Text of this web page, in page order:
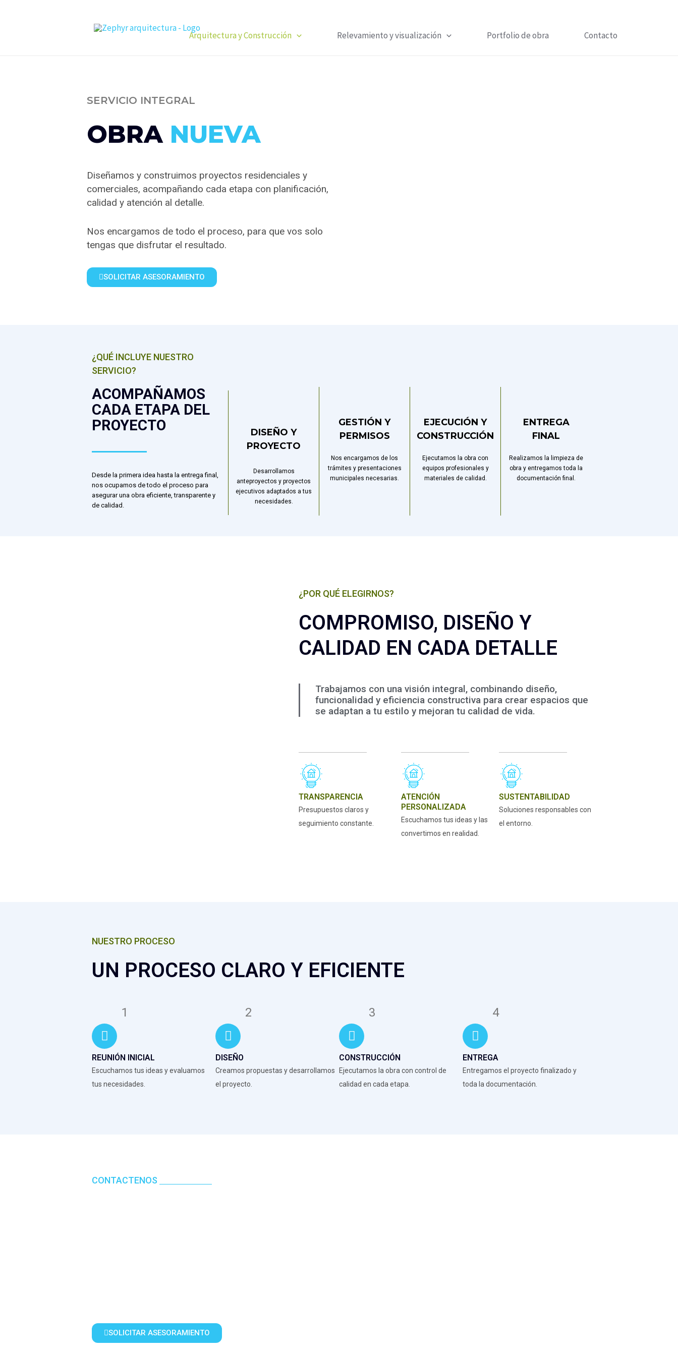
Arquitectura y Construcción Relevamiento y visualización Portfolio de obra Contacto
SERVICIO INTEGRAL
OBRA NUEVA
Diseñamos y construimos proyectos residenciales y
comerciales, acompañando cada etapa con planificación,
calidad y atención al detalle.
Nos encargamos de todo el proceso, para que vos solo
tengas que disfrutar el resultado.
SOLICITAR ASESORAMIENTO
¿QUÉ INCLUYE NUESTRO
SERVICIO?
ACOMPAÑAMOS
CADA ETAPA DEL
PROYECTO
Desde la primera idea hasta la entrega final,
nos ocupamos de todo el proceso para
asegurar una obra eficiente, transparente y
de calidad.
DISEÑO Y
PROYECTO
Desarrollamos
anteproyectos y proyectos
ejecutivos adaptados a tus
necesidades.
GESTIÓN Y
PERMISOS
Nos encargamos de los
trámites y presentaciones
municipales necesarias.
EJECUCIÓN Y
CONSTRUCCIÓN
Ejecutamos la obra con
equipos profesionales y
materiales de calidad.
ENTREGA
FINAL
Realizamos la limpieza de
obra y entregamos toda la
documentación final.
¿POR QUÉ ELEGIRNOS?
COMPROMISO, DISEÑO Y
CALIDAD EN CADA DETALLE
Trabajamos con una visión integral, combinando diseño,
funcionalidad y eficiencia constructiva para crear espacios que
se adaptan a tu estilo y mejoran tu calidad de vida.
TRANSPARENCIA
Presupuestos claros y
seguimiento constante.
ATENCIÓN
PERSONALIZADA
Escuchamos tus ideas y las
convertimos en realidad.
SUSTENTABILIDAD
Soluciones responsables con
el entorno.
NUESTRO PROCESO
UN PROCESO CLARO Y EFICIENTE
1
REUNIÓN INICIAL
Escuchamos tus ideas y evaluamos
tus necesidades.
2
DISEÑO
Creamos propuestas y desarrollamos
el proyecto.
3
CONSTRUCCIÓN
Ejecutamos la obra con control de
calidad en cada etapa.
4
ENTREGA
Entregamos el proyecto finalizado y
toda la documentación.
CONTACTENOS
SOLICITAR ASESORAMIENTO